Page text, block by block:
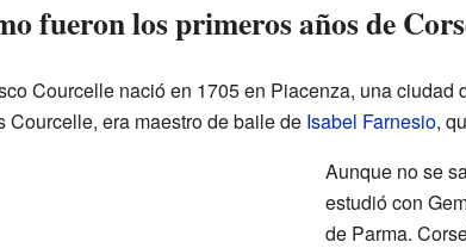
fueron los primeros años de
Courcelle nació en 1705 en Piacenza, una ciudad
Courcelle, era maestro de baile de Isabel Farnesio,
Aunque no se
estudió con
de Parma.